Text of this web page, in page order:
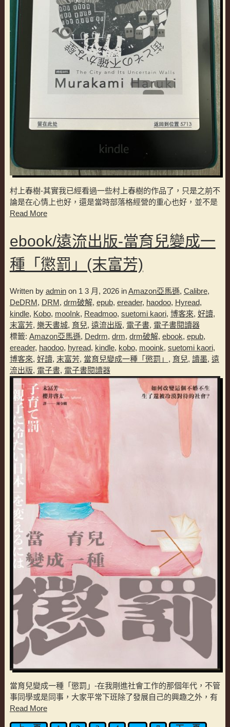
村上春樹-其實我已經看過一些村上春樹的作品了，只是之前不
論是在心情上也好，還是當時部落格經營的重心也好，並不是
Read More
ebook/遠流出版-當育兒變成一
種「懲罰」(末富芳)
Written by adminon 1 3 月, 2026 inAmazon亞馬遜, Calibre,
DeDRM , DRM , drm破解, epub, ereader, haodoo, Hyread,
kindle, Kobo, mooInk, Readmoo, suetomi kaori, 博客來, 好讀,
末富芳, 樂天書城, 育兒, 遠流出版, 電子書, 電子書閱讀器
標籤: Amazon亞馬遜, Dedrm, drm, drm破解, ebook, epub,
ereader, haodoo, hyread, kindle, kobo, mooink, suetomi kaori,
博客來, 好讀, 末富芳, 當育兒變成一種「懲罰」 , 育兒, 讀墨, 遠
流出版, 電子書, 電子書閱讀器
當育兒變成一種「懲罰」-在我剛進社會工作的那個年代，不管
事同學或是同事，大家平常下班除了發展自己的興趣之外，有
Read More